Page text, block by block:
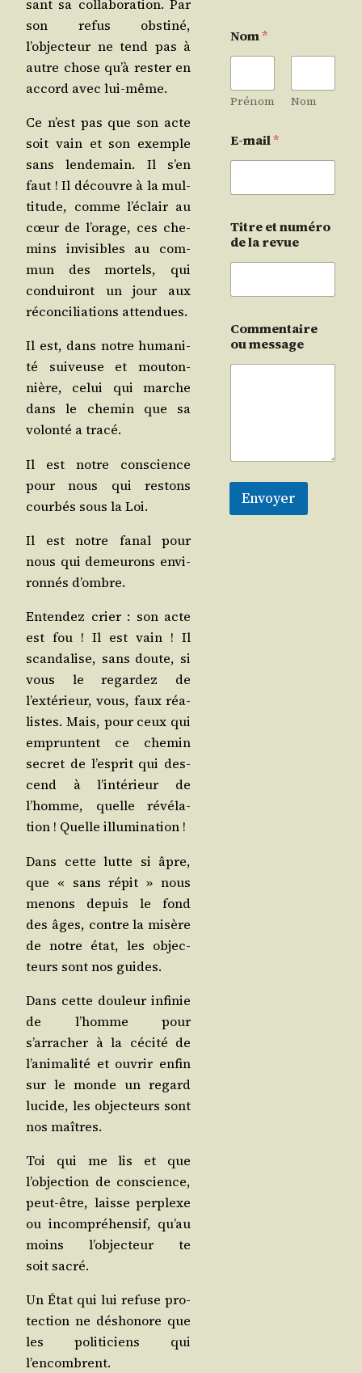
sant sa col­la­bo­ra­tion. Par
son refus obs­ti­né,
l’objecteur ne tend pas à
autre chose qu’à res­ter en
accord avec lui-même.
Ce n’est pas que son acte
soit vain et son exemple
sans len­de­main. Il s’en
faut ! Il découvre à la mul­
ti­tude, comme l’éclair au
cœur de l’orage, ces che­
mins invi­sibles au com­
mun des mor­tels, qui
condui­ront un jour aux
récon­ci­lia­tions attendues.
Il est, dans notre huma­ni­
té sui­veuse et mou­ton­
nière, celui qui marche
dans le che­min que sa
volon­té a tracé.
Il est notre conscience
pour nous qui res­tons
cour­bés sous la Loi.
Il est notre fanal pour
nous qui demeu­rons envi­
ron­nés d’ombre.
Enten­dez crier : son acte
est fou ! Il est vain ! Il
scan­da­lise, sans doute, si
vous le regar­dez de
l’extérieur, vous, faux réa­
listes. Mais, pour ceux qui
empruntent ce che­min
secret de l’esprit qui des­
cend à l’intérieur de
l’homme, quelle révé­la­
tion ! Quelle illumination !
Dans cette lutte si âpre,
que « sans répit » nous
menons depuis le fond
des âges, contre la misère
de notre état, les objec­
teurs sont nos guides.
Dans cette dou­leur infi­nie
de l’homme pour
s’arracher à la céci­té de
l’animalité et ouvrir enfin
sur le monde un regard
lucide, les objec­teurs sont
nos maîtres.
Toi qui me lis et que
l’objection de conscience,
peut-être, laisse per­plexe
ou incom­pré­hen­sif, qu’au
moins l’objecteur te
soit sacré.
Un État qui lui refuse pro­
tec­tion ne désho­nore que
les poli­ti­ciens qui
l’encombrent.
Nom*
Prénom Nom
E-mail*
Titre et numéro
de la revue
Commentaire
ou message
Envoyer